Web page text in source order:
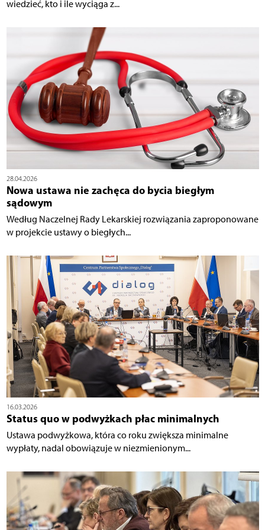
wiedzieć, kto i ile wyciąga z...
28.04.2026
Nowa ustawa nie zachęca do bycia biegłym
sądowym
Według Naczelnej Rady Lekarskiej rozwiązania zaproponowane
w projekcie ustawy o biegłych...
16.03.2026
Status quo w podwyżkach płac minimalnych
Ustawa podwyżkowa, która co roku zwiększa minimalne
wypłaty, nadal obowiązuje w niezmienionym...